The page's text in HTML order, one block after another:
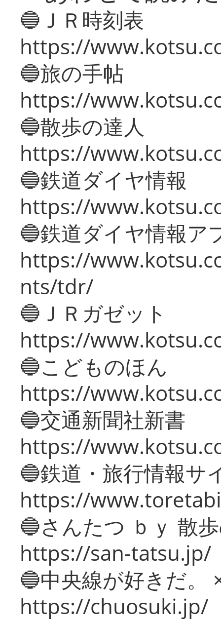
🔵ＪＲ時刻表
https://
🔵旅の手帖
https://
🔵散歩の達人
https://
🔵鉄道ダイヤ情報
https://
🔵鉄道ダイヤ情報ア
https://
nts/tdr/
🔵ＪＲガゼット
https://
🔵こどものほん
https://
🔵交通新聞社新書
https://
🔵鉄道・旅行情報サ
https://
🔵さんたつ ｂｙ 散
https://san-tatsu.jp/
🔵中央線が好きだ。
https://chuosuki.jp/